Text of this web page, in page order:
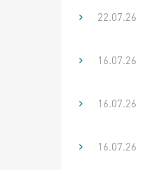
22.07.26
16.07.26
16.07.26
16.07.26